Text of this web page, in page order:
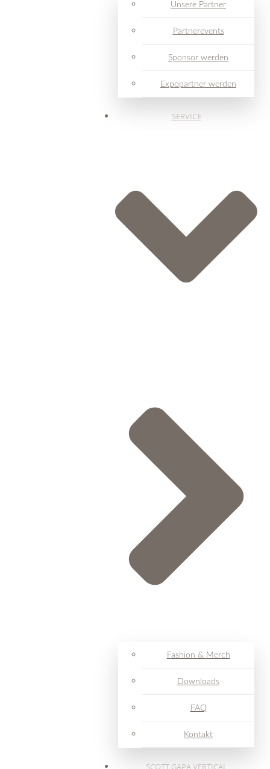
Unsere Partner
Partnerevents
Sponsor werden
Expopartner werden
SERVICE
Fashion & Merch
Downloads
FAQ
Kontakt
SCOTT GAPA VERTICAL